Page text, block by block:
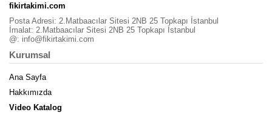
fikirtakimi.com
Posta Adresi: 2.Matbaacılar Sitesi 2NB 25 Topkapı İstanbul
İmalat: 2.Matbaacılar Sitesi 2NB 25 Topkapı İstanbul
@: info@fikirtakimi.com
Kurumsal
Ana Sayfa
Hakkımızda
Video Katalog